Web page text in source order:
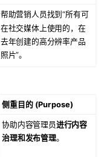
帮助营销人员找到“所有可
在社交媒体上使用的，在
去年创建的高分辨率产品
照片”。
侧重目的 (Purpose)
协助内容管理员进行内容
治理和发布管理。